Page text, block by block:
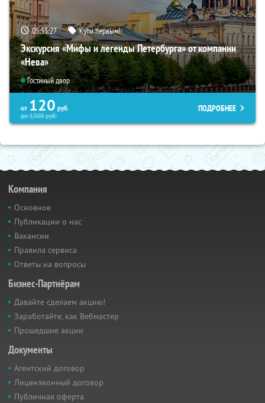
05:55:26 Купи первым!
Экскурсия «Мифы и легенды Петербурга» от компании
«Нева»
Гостиный двор
от 120 руб.
до1300руб.
ПОДРОБНЕЕ
Компания
Основное
Публикации о нас
Вакансии
Правила сервиса
Ответы на вопросы
Бизнес-Партнёрам
Давайте сделаем акцию!
Заработайте, как Вебмастер
Прошедшие акции
Документы
Агентский договор
Лицензионный договор
Публичная оферта